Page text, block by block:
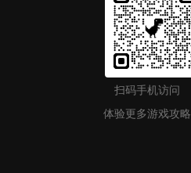
扫码手机访问
体验更多游戏攻略